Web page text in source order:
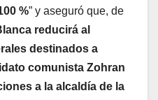
%” y aseguró que, de
reducirá al
destinados a
comunista Zohran
a la alcaldía de la